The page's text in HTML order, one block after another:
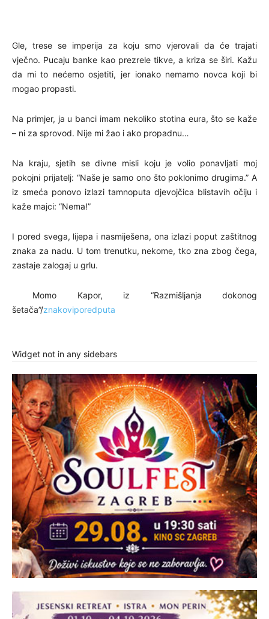
Gle, trese se imperija za koju smo vjerovali da će trajati
vječno. Pucaju banke kao prezrele tikve, a kriza se širi. Kažu
da mi to nećemo osjetiti, jer ionako nemamo novca koji bi
mogao propasti.
Na primjer, ja u banci imam nekoliko stotina eura, što se kaže
– ni za sprovod. Nije mi žao i ako propadnu…
Na kraju, sjetih se divne misli koju je volio ponavljati moj
pokojni prijatelj: “Naše je samo ono što poklonimo drugima.” A
iz smeća ponovo izlazi tamnoputa djevojčica blistavih očiju i
kaže majci: “Nema!”
I pored svega, lijepa i nasmiješena, ona izlazi poput zaštitnog
znaka za nadu. U tom trenutku, nekome, tko zna zbog čega,
zastaje zalogaj u grlu.
Momo Kapor, iz “Razmišljanja dokonog
šetača”/znakoviporedputa
Widget not in any sidebars